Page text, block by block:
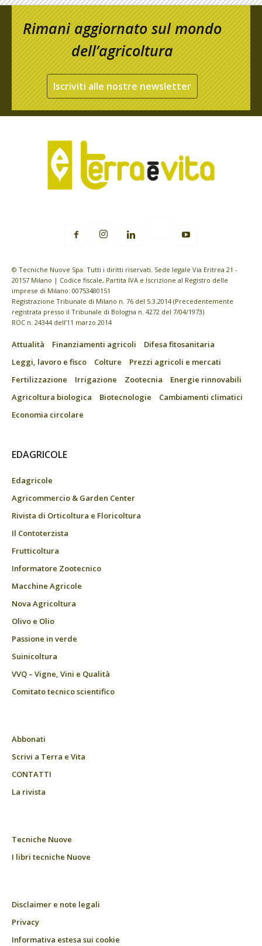
Rimani aggiornato sul mondo
dell’agricoltura
Iscriviti alle nostre newsletter
© Tecniche Nuove Spa. Tutti i diritti riservati. Sede legale Via Eritrea 21 -
20157 Milano | Codice fiscale, Partita IVA e Iscrizione al Registro delle
imprese di Milano: 00753480151
Registrazione Tribunale di Milano n. 76 del 5.3.2014 (Precedentemente
registrata presso il Tribunale di Bologna n. 4272 del 7/04/1973)
ROC n. 24344 dell’11 marzo 2014
Attualità Finanziamenti agricoli
Difesa fitosanitaria
Leggi, lavoro e fisco
Colture
Prezzi agricoli e mercati
Fertilizzazione
Irrigazione Zootecnia
Energie rinnovabili
Agricoltura biologica
Biotecnologie
Cambiamenti climatici
Economia circolare
EDAGRICOLE
Edagricole
Agricommercio & Garden Center
Rivista di Orticoltura e Floricoltura
Il Contoterzista
Frutticoltura
Informatore Zootecnico
Macchine Agricole
Nova Agricoltura
Olivo e Olio
Passione in verde
Suinicoltura
VVQ – Vigne, Vini e Qualità
Comitato tecnico scientifico
Abbonati
Scrivi a Terra e Vita
CONTATTI
La rivista
Tecniche Nuove
I libri tecniche Nuove
Disclaimer e note legali
Privacy
Informativa estesa sui cookie